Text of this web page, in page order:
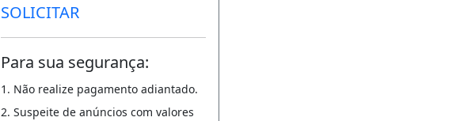
SOLICITAR
Para sua segurança:
1. Não realize pagamento adiantado.
2. Suspeite de anúncios com valores